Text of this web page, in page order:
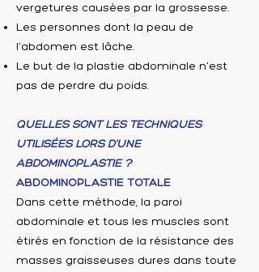
vergetures causées par la grossesse.
Les personnes dont la peau de
l'abdomen est lâche.
Le but de la plastie abdominale n'est
pas de perdre du poids.
QUELLES SONT LES TECHNIQUES
UTILISÉES LORS D'UNE
ABDOMINOPLASTIE ?
ABDOMINOPLASTIE TOTALE
Dans cette méthode, la paroi
abdominale et tous les muscles sont
étirés en fonction de la résistance des
masses graisseuses dures dans toute